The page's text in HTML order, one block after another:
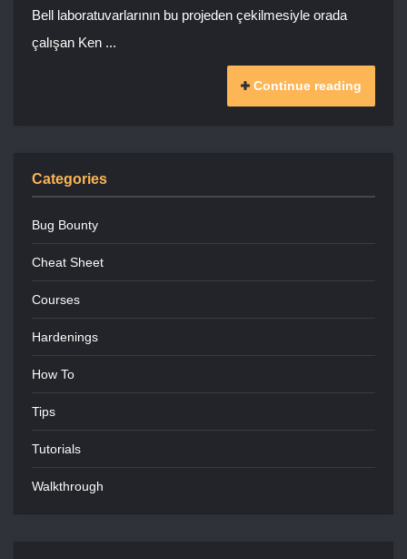
Bell laboratuvarlarının bu projeden çekilmesiyle orada
çalışan Ken ...
Continue reading
Categories
Bug Bounty
Cheat Sheet
Courses
Hardenings
How To
Tips
Tutorials
Walkthrough